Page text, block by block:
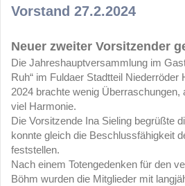
Vorstand 27.2.2024
Neuer zweiter Vorsitzender
Die Jahreshauptversammlung im
Ruh“ im Fuldaer Stadtteil Niederröder
2024 brachte wenig Überraschungen,
viel Harmonie.
Die Vorsitzende Ina Sieling begrüßte
konnte gleich die Beschlussfähigkeit
feststellen.
Nach einem Totengedenken für den
Böhm wurden die Mitglieder mit